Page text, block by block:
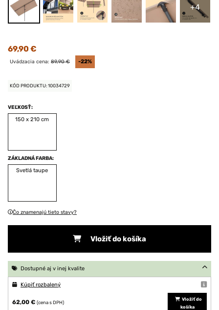
+4
69,90 €
Uvádzacia cena: 89,90 € -22%
KÓD PRODUKTU: 10034729
VEĽKOSŤ:
150 x 210 cm
ZÁKLADNÁ FARBA:
Svetlá taupe
Čo znamenajú tieto stavy?
Vložiť do košíka
Dostupné aj v inej kvalite
Kúpiť rozbalený
62,00 € (cena s DPH)
Vložiť do
košíka